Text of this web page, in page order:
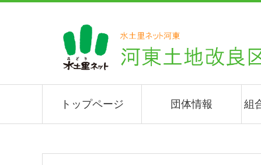
トップページ 団体情報 組